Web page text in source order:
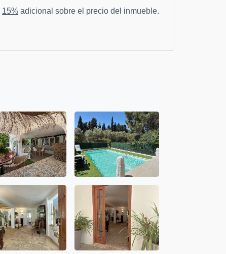
15% adicional sobre el precio del inmueble.